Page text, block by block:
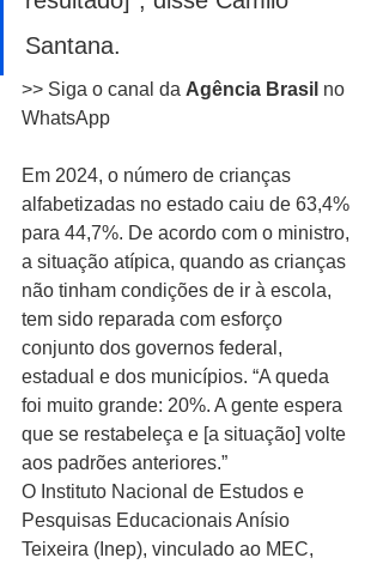
Santana.
>> Siga o canal da Agência Brasil no
WhatsApp
Em 2024, o número de crianças
alfabetizadas no estado caiu de 63,4%
para 44,7%. De acordo com o ministro,
a situação atípica, quando as crianças
não tinham condições de ir à escola,
tem sido reparada com esforço
conjunto dos governos federal,
estadual e dos municípios. “A queda
foi muito grande: 20%. A gente espera
que se restabeleça e [a situação] volte
aos padrões anteriores.”
O Instituto Nacional de Estudos e
Pesquisas Educacionais Anísio
Teixeira (Inep), vinculado ao MEC,